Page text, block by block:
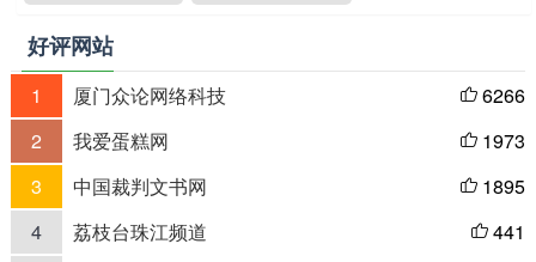
好评网站
1 厦门众论网络科技  6266
2
我爱蛋糕网  1973
3
中国裁判文书网  1895
4
荔枝台珠江频道  441